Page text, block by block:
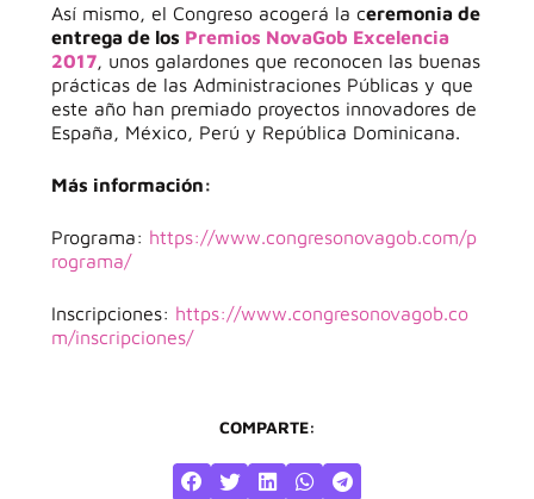
Así mismo, el Congreso acogerá la ceremonia de
entrega de los Premios NovaGob Excelencia
2017, unos galardones que reconocen las buenas
prácticas de las Administraciones Públicas y que
este año han premiado proyectos innovadores de
España, México, Perú y República Dominicana.
Más información:
Programa: https://www.congresonovagob.com/p
rograma/
Inscripciones: https://www.congresonovagob.co
m/inscripciones/
COMPARTE: